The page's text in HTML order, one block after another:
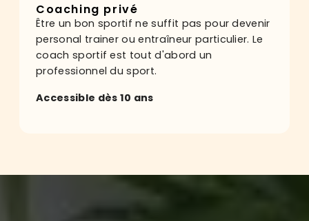
Coaching privé
Être un bon sportif ne suffit pas pour devenir
personal trainer ou entraîneur particulier. Le
coach sportif est tout d'abord un
professionnel du sport.
Accessible dès 10 ans